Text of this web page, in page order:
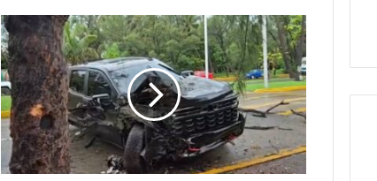
Accidente
en
el
bulevar
Fidel
Velázquez:
auto
termina
contra